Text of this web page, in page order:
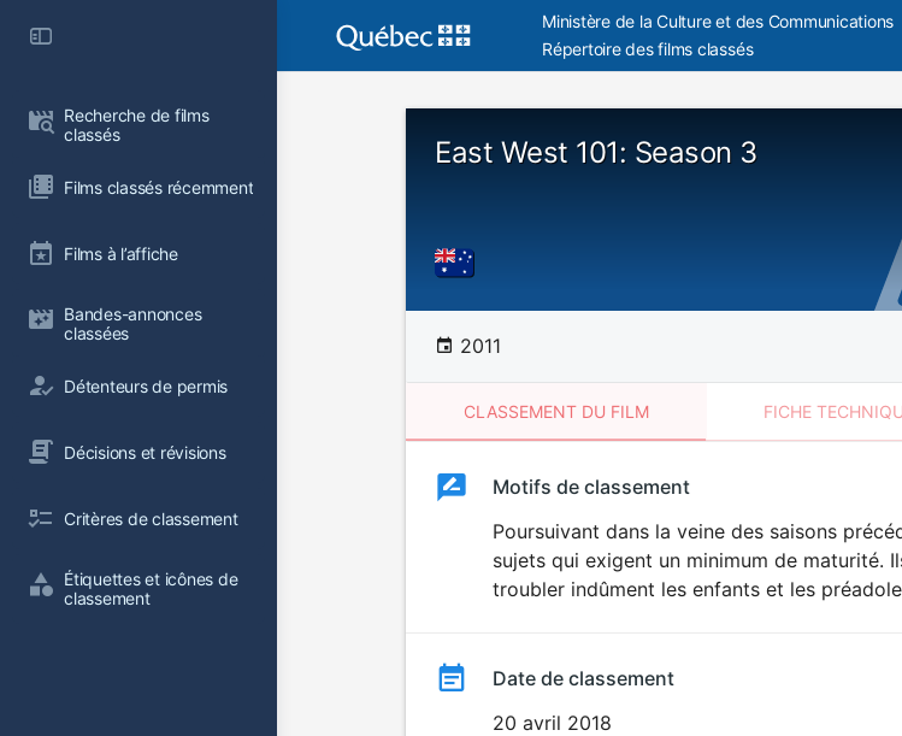
Recherche de films
classés
Films classés récemment
Films à l’affiche
Bandes-annonces
classées
Détenteurs de permis
Décisions et révisions
Critères de classement
Étiquettes et icônes de
classement
Ministère de la Culture et des Communications
Répertoire des films classés
East West 101: Season 3
2011
CLASSEMENT DU FILM FICHE
ClassementClassement
Motifs de classement
Poursuivant dans la veine des saisons
sujets qui exigent un minimum de maturité.
troubler indûment les enfants et les
Date de classement
20 avril 2018